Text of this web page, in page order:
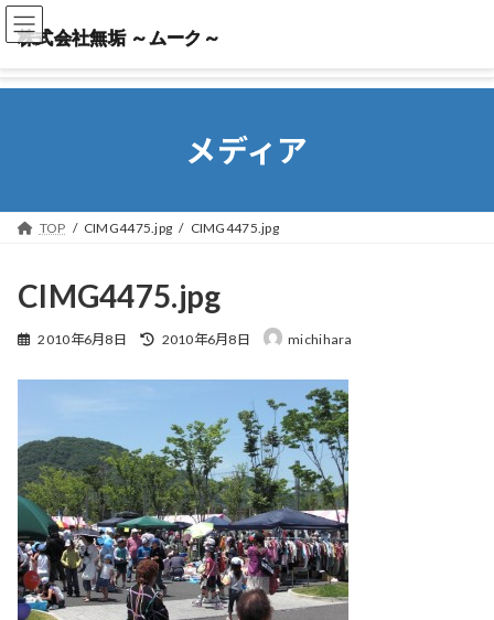
株式会社無垢 ～ムーク～
株式会社無垢 ～ムーク～
メディア
TOP CIMG4475.jpg CIMG4475.jpg
CIMG4475.jpg
2010年6月8日
最
時
:
2010年6月8日 michihara